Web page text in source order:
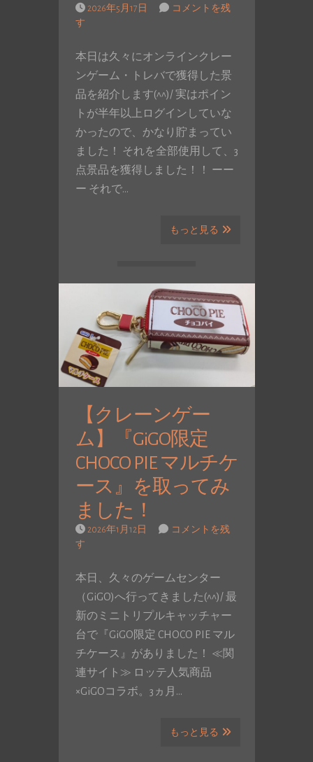
2026年5月17日
コメントを残
す
本日は久々にオンラインクレー
ンゲーム・トレバで獲得した景
品を紹介します(^^)/ 実はポイン
トが半年以上ログインしていな
かったので、かなり貯まってい
ました！ それを全部使用して、3
点景品を獲得しました！！ ーー
ー それで…
もっと見る
【クレーンゲー
ム】『GiGO限定
CHOCO PIE マルチケ
ース』を取ってみ
ました！
2026年1月12日
コメントを残
す
本日、久々のゲームセンター
（GiGO)へ行ってきました(^^)/ 最
新のミニトリプルキャッチャー
台で『GiGO限定 CHOCO PIE マル
チケース』がありました！ ≪関
連サイト≫ ロッテ人気商品
×GiGOコラボ。3ヵ月…
もっと見る